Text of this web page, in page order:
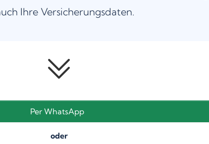
Ihre Versicherungsdaten.
Per WhatsApp
oder